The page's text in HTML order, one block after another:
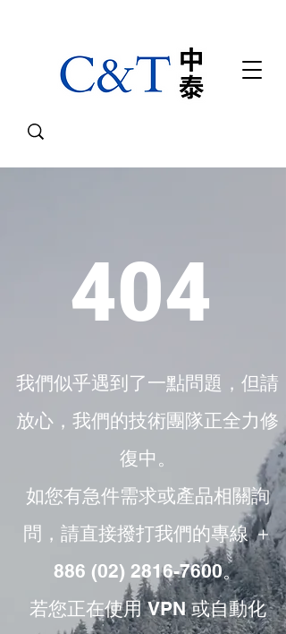
404
我們似乎遇到了一點問題，但請
放心，我們的技術團隊正全力修
復中。
如您有急件需求或產品相關詢
問，請直接撥打我們的專線 ＋
886 (02) 2816-7600。
若您正在使用 VPN 或自動化